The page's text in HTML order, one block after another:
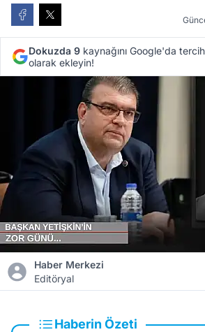
Dokuzda 9 kaynağını Google'da
olarak ekleyin!
Haber Merkezi
Editöryal
Haberin Özeti